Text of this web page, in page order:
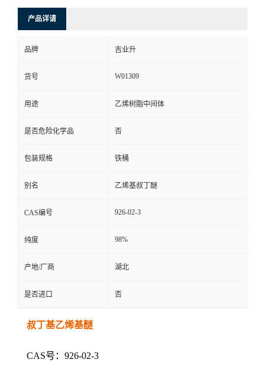
产品详请
品牌 吉业升
货号 W01309
用途 乙烯树脂中间体
是否危险化学品 否
包装规格 铁桶
别名 乙烯基叔丁醚
CAS编号 926-02-3
纯度 98%
产地/厂商 湖北
是否进口 否
叔丁基乙烯基醚
CAS号：926-02-3